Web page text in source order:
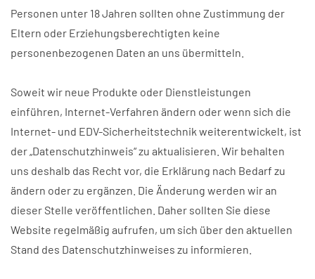
Personen unter 18 Jahren sollten ohne Zustimmung der
Eltern oder Erziehungsberechtigten keine
personenbezogenen Daten an uns übermitteln.
Soweit wir neue Produkte oder Dienstleistungen
einführen, Internet-Verfahren ändern oder wenn sich die
Internet- und EDV-Sicherheitstechnik weiterentwickelt, ist
der „Datenschutzhinweis“ zu aktualisieren. Wir behalten
uns deshalb das Recht vor, die Erklärung nach Bedarf zu
ändern oder zu ergänzen. Die Änderung werden wir an
dieser Stelle veröffentlichen. Daher sollten Sie diese
Website regelmäßig aufrufen, um sich über den aktuellen
Stand des Datenschutzhinweises zu informieren.